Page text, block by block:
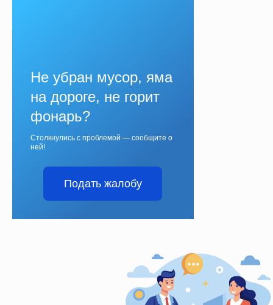
Не убран мусор, яма
на дороге, не горит
фонарь?
Столкнулись с проблемой — сообщите о
ней!
Подать жалобу